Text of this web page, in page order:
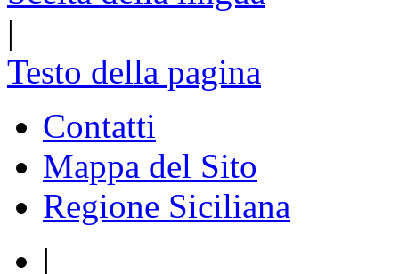
|
Testo della pagina
Contatti
Mappa del Sito
Regione Siciliana
|